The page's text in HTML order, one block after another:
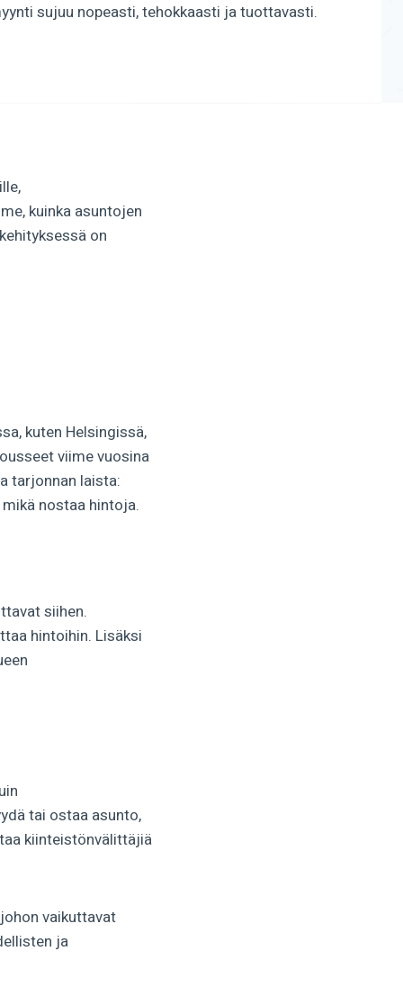
sujuu nopeasti, tehokkaasti ja tuottavasti.
kuinka asuntojen
on
kuten Helsingissä,
viime vuosina
tarjonnan laista:
nostaa hintoja.
siihen.
hintoihin. Lisäksi
tai ostaa asunto,
kiinteistönvälittäjiä
vaikuttavat
ja